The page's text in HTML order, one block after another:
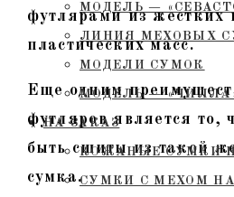
МОДЕЛЬ —
ЛИНИЯ МЕХОВЫХ
МОДЕЛИ СУМОК
МОДЕЛЬ —
НА ЗАКАЗ
КОЖАНЫЕ СУМКИ
СУМКИ С МЕХОМ НА
футлярами из жестких
пластических масс.
Еще одним
футляров является то,
быть сшиты из такой
сумка.